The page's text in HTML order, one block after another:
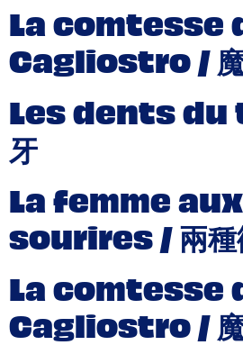
La comtesse
Cagliostro / 魔
Les dents du
牙
La femme
sourires / 兩種
La comtesse
Cagliostro / 魔